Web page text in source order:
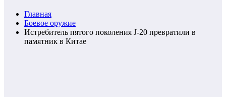
Главная
Боевое оружие
Истребитель пятого поколения J-20 превратили в
памятник в Китае